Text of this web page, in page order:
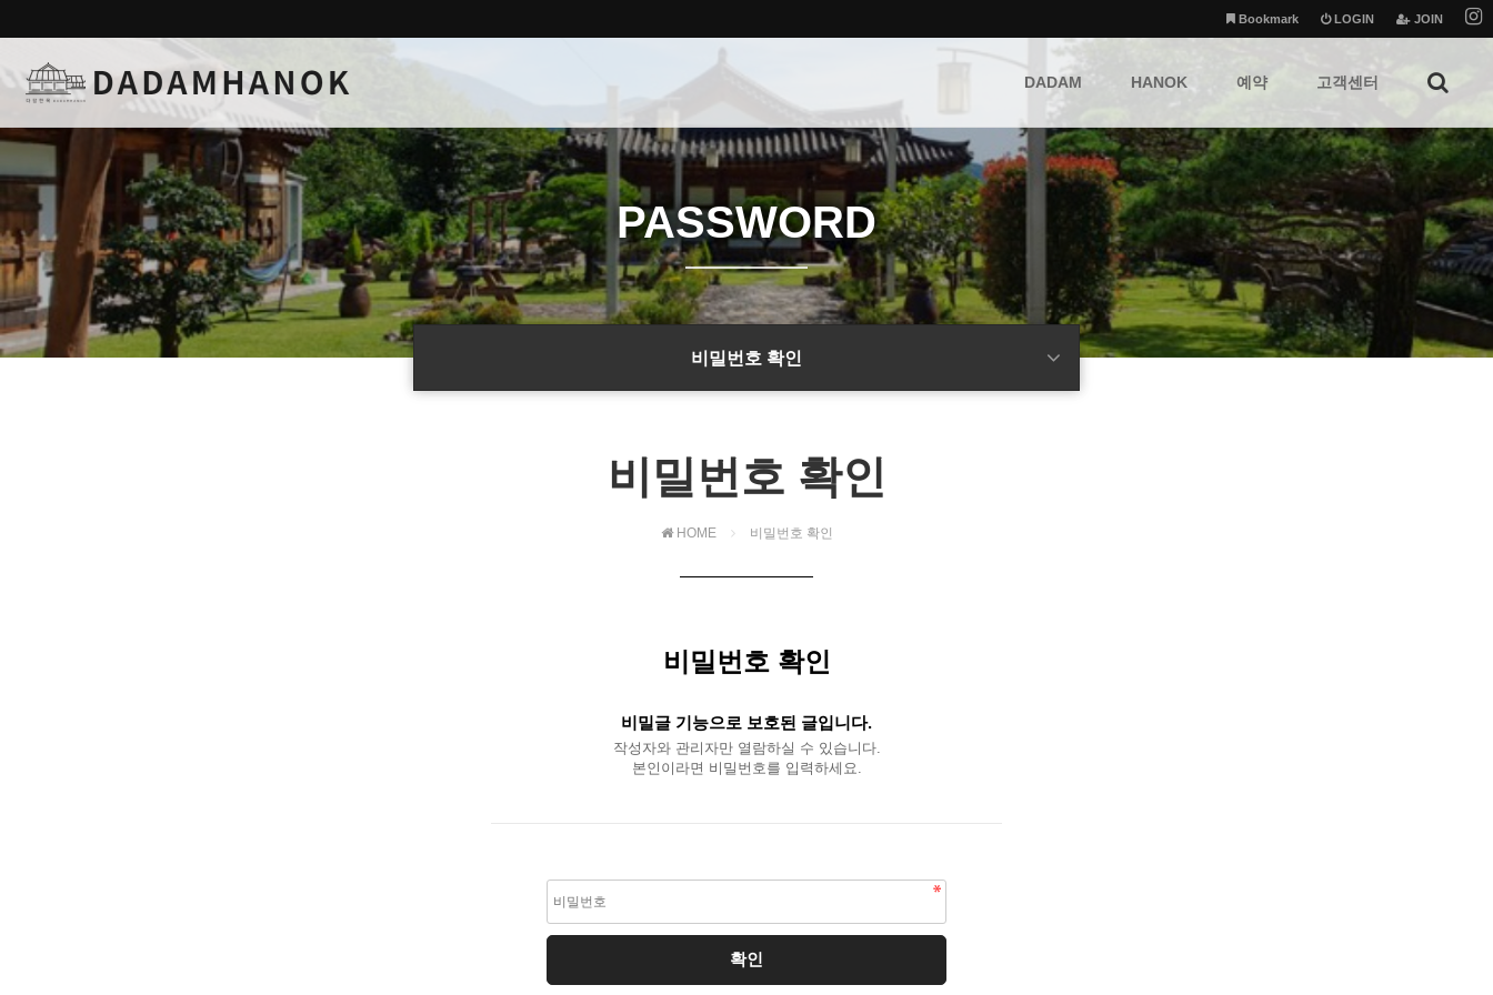
JOIN
LOGIN
Bookmark
DADAM
하위분류
HANOK
하위분류
예약
하위분류
고객센터
하위분류
PASSWORD
비밀번호 확인
비밀번호 확인
HOME 비밀번호 확인
비밀번호 확인
비밀글 기능으로 보호된 글입니다.
작성자와 관리자만 열람하실 수 있습니다.
본인이라면 비밀번호를 입력하세요.